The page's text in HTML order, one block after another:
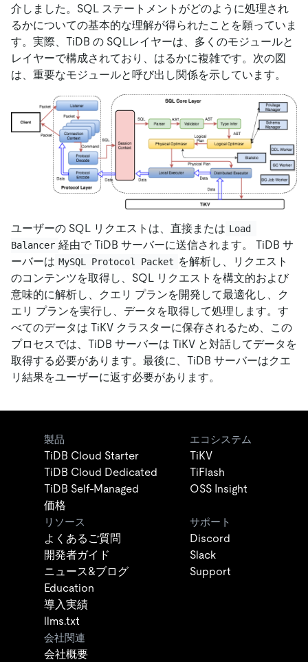
介しました。SQL ステートメントがどのように処理され
るかについての基本的な理解が得られたことを願っていま
す。実際、TiDB の SQLレイヤーは、多くのモジュールと
レイヤーで構成されており、はるかに複雑です。次の図
は、重要なモジュールと呼び出し関係を示しています。
ユーザーの SQL リクエストは、直接または Load
Balancer 経由で TiDB サーバーに送信されます。 TiDB サ
ーバーは MySQL Protocol Packet を解析し、リクエスト
のコンテンツを取得し、SQL リクエストを構文的および
意味的に解析し、クエリ プランを開発して最適化し、ク
エリ プランを実行し、データを取得して処理します。す
べてのデータは TiKV クラスターに保存されるため、この
プロセスでは、TiDB サーバーは TiKV と対話してデータを
取得する必要があります。最後に、TiDB サーバーはクエ
リ結果をユーザーに返す必要があります。
製品
TiDB Cloud Starter
TiDB Cloud Dedicated
TiDB Self-Managed
価格
エコシステム
TiKV
TiFlash
OSS Insight
リソース
よくあるご質問
開発者ガイド
ニュース&ブログ
Education
導入実績
llms.txt
サポート
Discord
Slack
Support
会社関連
会社概要